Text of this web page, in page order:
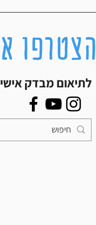
לתיאום מבדק אישי
הצטרפו